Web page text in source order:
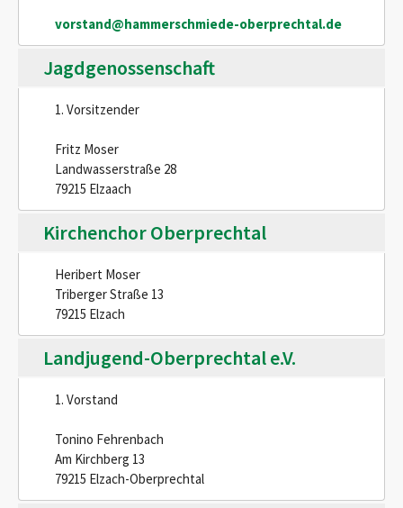
vorstand@hammerschmiede-oberprechtal.de
Jagdgenossenschaft
1. Vorsitzender
Fritz Moser
Landwasserstraße 28
79215 Elzaach
Kirchenchor Oberprechtal
Heribert Moser
Triberger Straße 13
79215 Elzach
Landjugend-Oberprechtal e.V.
1. Vorstand
Tonino Fehrenbach
Am Kirchberg 13
79215 Elzach-Oberprechtal